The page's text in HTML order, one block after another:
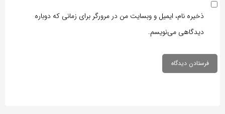
ذخیره نام، ایمیل و وبسایت من در مرورگر برای زمانی که دوباره
دیدگاهی می‌نویسم.